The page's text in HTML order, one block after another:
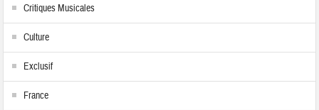
Critiques Musicales
Culture
Exclusif
France